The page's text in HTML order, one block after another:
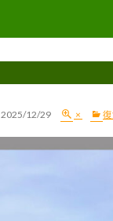
2025/12/29 ×